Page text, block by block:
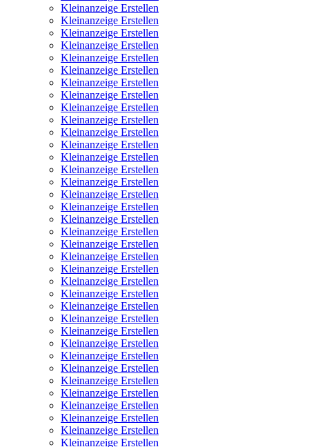
Kleinanzeige Erstellen
Kleinanzeige Erstellen
Kleinanzeige Erstellen
Kleinanzeige Erstellen
Kleinanzeige Erstellen
Kleinanzeige Erstellen
Kleinanzeige Erstellen
Kleinanzeige Erstellen
Kleinanzeige Erstellen
Kleinanzeige Erstellen
Kleinanzeige Erstellen
Kleinanzeige Erstellen
Kleinanzeige Erstellen
Kleinanzeige Erstellen
Kleinanzeige Erstellen
Kleinanzeige Erstellen
Kleinanzeige Erstellen
Kleinanzeige Erstellen
Kleinanzeige Erstellen
Kleinanzeige Erstellen
Kleinanzeige Erstellen
Kleinanzeige Erstellen
Kleinanzeige Erstellen
Kleinanzeige Erstellen
Kleinanzeige Erstellen
Kleinanzeige Erstellen
Kleinanzeige Erstellen
Kleinanzeige Erstellen
Kleinanzeige Erstellen
Kleinanzeige Erstellen
Kleinanzeige Erstellen
Kleinanzeige Erstellen
Kleinanzeige Erstellen
Kleinanzeige Erstellen
Kleinanzeige Erstellen
Kleinanzeige Erstellen